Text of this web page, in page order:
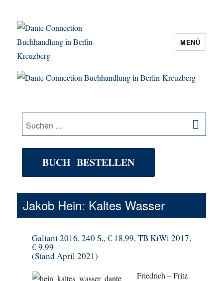
Dante Connection Buchhandlung in
MENÜ
Suche
nach:
BUCH BESTELLEN
Jakob Hein: Kaltes Wasser
Galiani 2016, 240 S., € 18,99, TB KiWi 2017,
€ 9,99
(Stand April 2021)
Friedrich – Fritz